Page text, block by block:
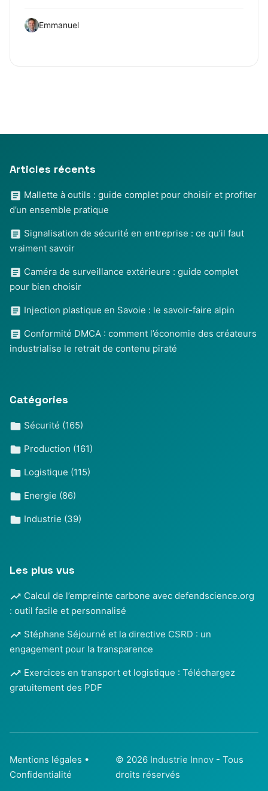
Emmanuel
Articles récents
Mallette à outils : guide complet pour choisir et profiter
d’un ensemble pratique
Signalisation de sécurité en entreprise : ce qu’il faut
vraiment savoir
Caméra de surveillance extérieure : guide complet
pour bien choisir
Injection plastique en Savoie : le savoir-faire alpin
Conformité DMCA : comment l’économie des créateurs
industrialise le retrait de contenu piraté
Catégories
Sécurité (165)
Production (161)
Logistique (115)
Energie (86)
Industrie (39)
Les plus vus
Calcul de l’empreinte carbone avec defendscience.org
: outil facile et personnalisé
Stéphane Séjourné et la directive CSRD : un
engagement pour la transparence
Exercices en transport et logistique : Téléchargez
gratuitement des PDF
Mentions légales •
Confidentialité
© 2026 Industrie Innov - Tous
droits réservés